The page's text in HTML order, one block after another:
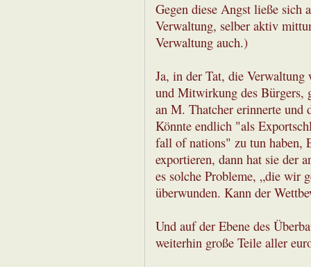
Gegen diese Angst ließe sich
Verwaltung, selber aktiv
Verwaltung auch.)
Ja, in der Tat, die Verwaltung
und Mitwirkung des Bürgers,
an M. Thatcher erinnerte und
Könnte endlich "als
fall of nations" zu tun haben,
exportieren, dann hat sie der
es solche Probleme, „die wir
überwunden. Kann der
Und auf der Ebene des
weiterhin große Teile aller